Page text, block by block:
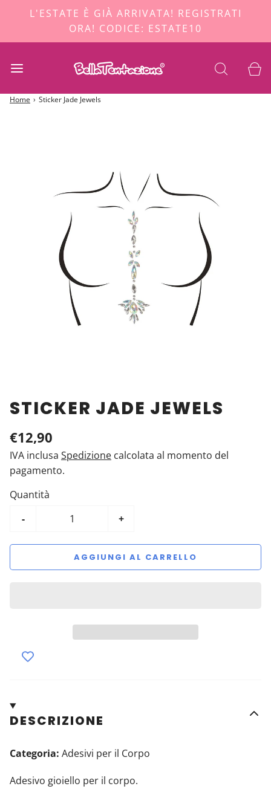
L'ESTATE È GIÀ ARRIVATA! REGISTRATI
ORA! CODICE: ESTATE10
Home › Sticker Jade Jewels
STICKER JADE JEWELS
€12,90
IVA inclusa Spedizione calcolata al momento del
pagamento.
Quantità
-
+
AGGIUNGI AL CARRELLO
DESCRIZIONE
Categoria: Adesivi per il Corpo
Adesivo gioiello per il corpo.